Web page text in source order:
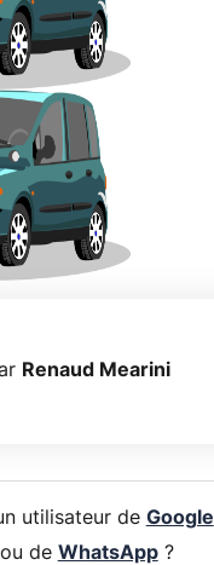
Renaud Mearini
utilisateur de Google
de WhatsApp?